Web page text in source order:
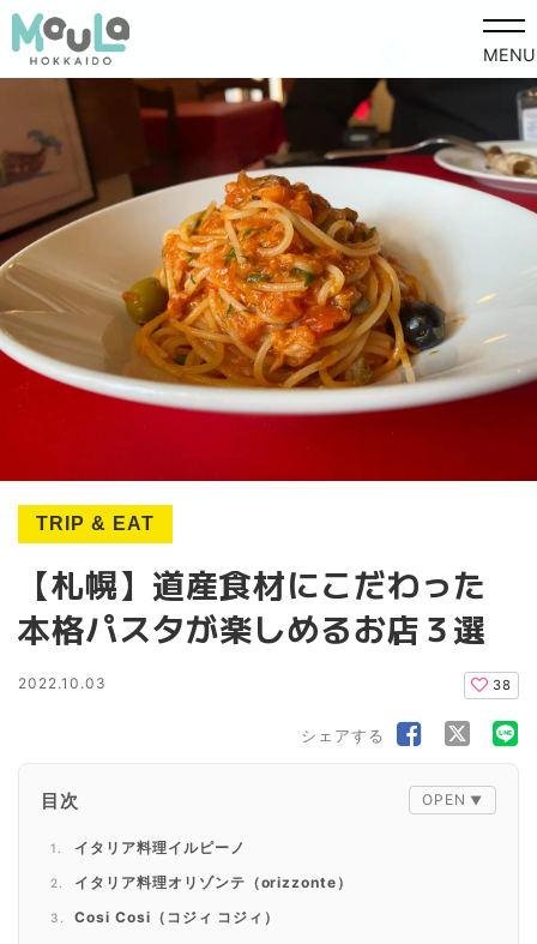
MENU
TRIP & EAT
【札幌】道産食材にこだわった
本格パスタが楽しめるお店３選
2022.10.03 38
シェアする
目次
イタリア料理イルピーノ
イタリア料理オリゾンテ（orizzonte）
Cosi Cosi（コジィ コジィ）